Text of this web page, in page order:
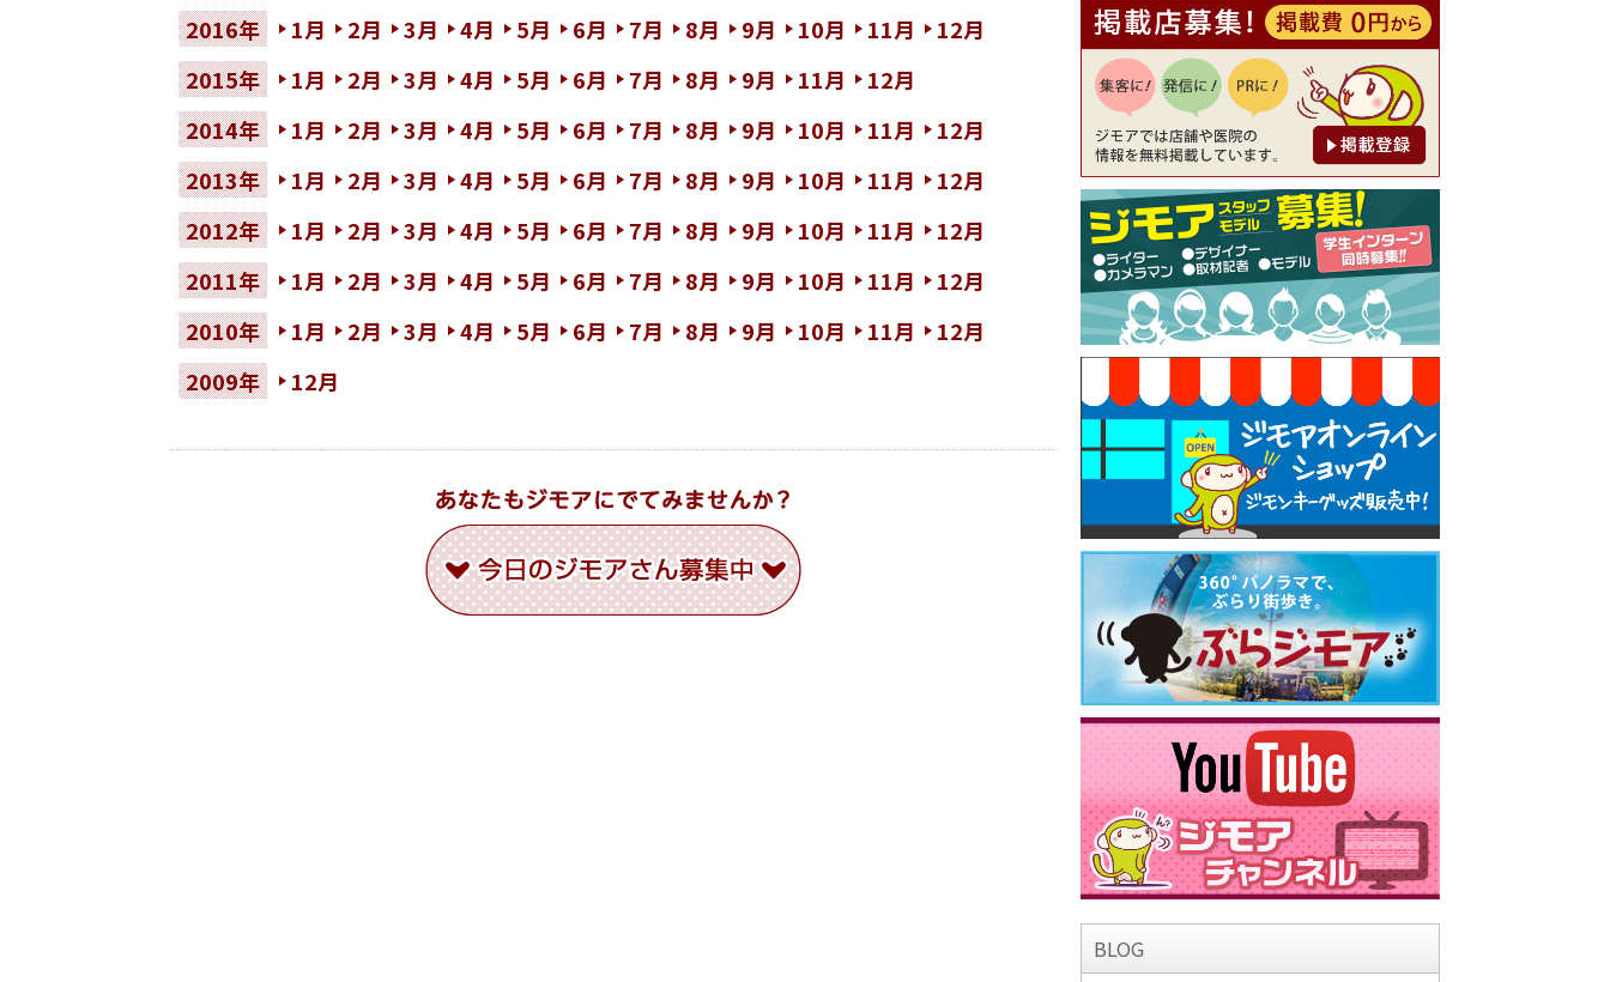
2016年
1月 2月 3月 4月 5月 6月 7月 8月 9月 10月 11月
12月
2015年
1月 2月 3月 4月 5月 6月 7月 8月 9月 11月
12月
2014年
1月 2月 3月 4月 5月 6月 7月 8月 9月 10月 11月
12月
2013年
1月 2月 3月 4月 5月 6月 7月 8月 9月 10月 11月
12月
2012年
1月 2月 3月 4月 5月 6月 7月 8月 9月 10月 11月
12月
2011年
1月 2月 3月 4月 5月 6月 7月 8月 9月 10月 11月
12月
2010年
1月 2月 3月 4月 5月 6月 7月 8月 9月 10月 11月
12月
2009年
12月
【ジモア限定②】初回割引 特
価 鼻毛脱毛 半額 2,200円⇒1,1
00円（メンズ専門ワックス脱
毛サロン Mickle（ミック
ル））
[有効期限]2026年9月30日
【ジモア限定特典①】まつ毛
カール 3,850円→ 2,750円（Pr
emiere（プルミエール））
[有効期限]2026年9月30日
焼き餃子 一皿サービス（餃子
酒場たっちゃん 西早稲田
店）
[有効期限]2026年9月30日
BLOG